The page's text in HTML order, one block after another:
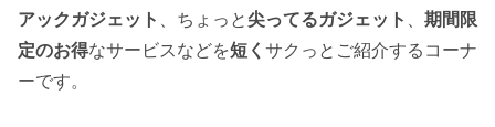
アックガジェット
、ちょっと尖ってるガジェット
期間限
定のお得なサービスなどを短く サクっとご紹介するコーナ
ーです。